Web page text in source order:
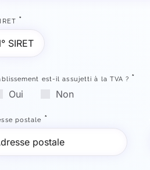
*
est-il assujetti à la TVA ? *
Oui
Non
postale *